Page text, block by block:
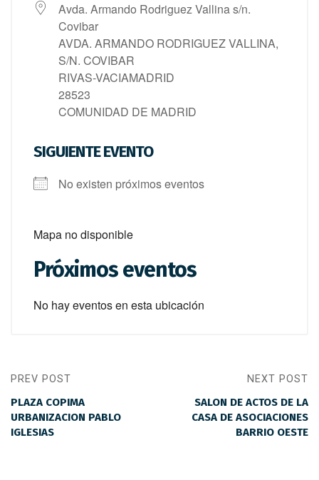
Avda. Armando Rodriguez Vallina s/n.
Covibar
AVDA. ARMANDO RODRIGUEZ VALLINA,
S/N. COVIBAR
RIVAS-VACIAMADRID
28523
COMUNIDAD DE MADRID
SIGUIENTE EVENTO
No existen próximos eventos
Mapa no disponible
Próximos eventos
No hay eventos en esta ubicación
PREV POST
PLAZA COPIMA
URBANIZACION PABLO
IGLESIAS
NEXT POST
SALON DE ACTOS DE LA
CASA DE ASOCIACIONES
BARRIO OESTE